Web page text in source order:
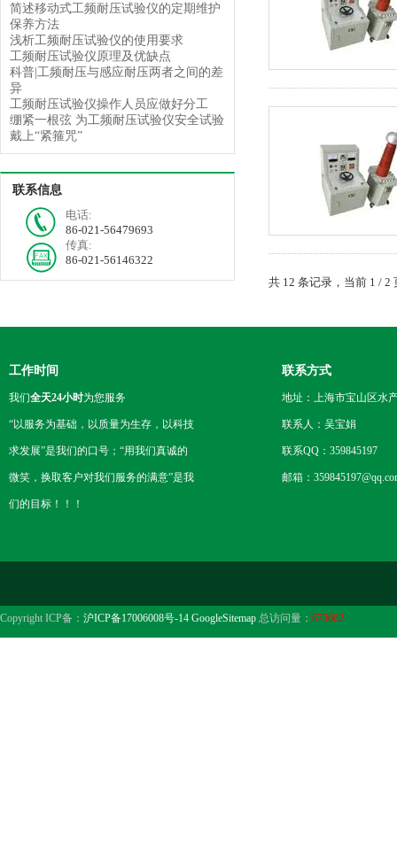
简述移动式工频耐压试验仪的定期维护
保养方法
浅析工频耐压试验仪的使用要求
工频耐压试验仪原理及优缺点
科普|工频耐压与感应耐压两者之间的差
异
工频耐压试验仪操作人员应做好分工
绷紧一根弦 为工频耐压试验仪安全试验
戴上“紧箍咒”
联系信息
电话:
86-021-56479693
传真:
86-021-56146322
共 12 条记录，当前 1 /
工作时间
我们全天24小时为您服务
“以服务为基础，以质量为生存，以科技
求发展”是我们的口号；“用我们真诚的
微笑，换取客户对我们服务的满意”是我
们的目标！！！
联系方式
地址：上海市宝山区水
联系人：吴宝娟
联系QQ：359845197
邮箱：
Copyright ICP备： 沪ICP备17006008号-14 GoogleSitemap 总访问量： 673602